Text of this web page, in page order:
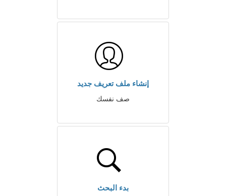
إنشاء ملف تعريف جديد
صف نفسك
بدء البحث